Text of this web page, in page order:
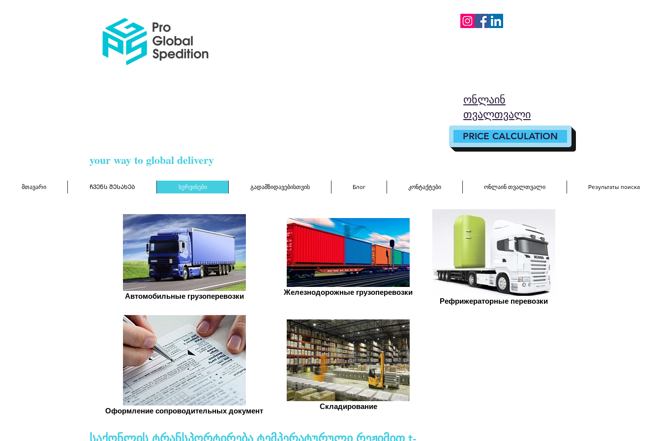
ონლაინ
თვალთვალი
PRICE CALCULATION
your way to global delivery
მთავარი ᲩᲕᲔᲜᲡ ᲨᲔᲡᲐᲮᲔᲑ სერვისები გადამზიდავებისთვის Блог კონტაქტები ონლაინ თვალთვალი Результаты поиска
Автомобильные грузоперевозки
Железнодорожные грузоперевозки
Рефрижераторные перевозки
Оформление сопроводительных документ
Складирование